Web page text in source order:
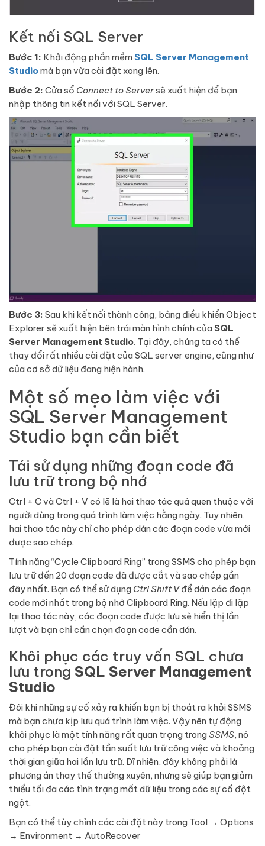
Kết nối SQL Server
Bước 1: Khởi động phần mềm SQL Server Management
Studiomà bạn vừa cài đặt xong lên.
Bước 2: Cửa sổ Connect to Serversẽ xuất hiện để bạn
nhập thông tin kết nối với SQL Server.
Bước 3: Sau khi kết nối thành công, bảng điều khiển Object
Explorer sẽ xuất hiện bên trái màn hình chính của SQL
Server Management Studio. Tại đây, chúng ta có thể
thay đổi rất nhiều cài đặt của SQL server engine, cũng như
của cơ sở dữ liệu đang hiện hành.
Một số mẹo làm việc với
SQL Server Management
Studio bạn cần biết
Tái sử dụng những đoạn code đã
lưu trữ trong bộ nhớ
Ctrl + C và Ctrl + V có lẽ là hai thao tác quá quen thuộc với
người dùng trong quá trình làm việc hằng ngày. Tuy nhiên,
hai thao tác này chỉ cho phép dán các đoạn code vừa mới
được sao chép.
Tính năng “Cycle Clipboard Ring” trong SSMS cho phép bạn
lưu trữ đến 20 đoạn code đã được cắt và sao chép gần
đây nhất. Bạn có thể sử dụng Ctrl Shift Vđể dán các đoạn
code mới nhất trong bộ nhớ Clipboard Ring. Nếu lặp đi lặp
lại thao tác này, các đoạn code được lưu sẽ hiển thị lần
lượt và bạn chỉ cần chọn đoạn code cần dán.
Khôi phục các truy vấn SQL chưa
lưu trong SQL Server Management
Studio
Đôi khi những sự cố xảy ra khiến bạn bị thoát ra khỏi SSMS
mà bạn chưa kịp lưu quá trình làm việc. Vậy nên tự động
khôi phục là một tính năng rất quan trọng trongSSMS, nó
cho phép bạn cài đặt tần suất lưu trữ công việc và khoảng
thời gian giữa hai lần lưu trữ. Dĩ nhiên, đây không phải là
phương án thay thế thường xuyên, nhưng sẽ giúp bạn giảm
thiểu tối đa các tình trạng mất dữ liệu trong các sự cố đột
ngột.
Bạn có thể tùy chỉnh các cài đặt này trong Tool → Options
→ Environment → AutoRecover